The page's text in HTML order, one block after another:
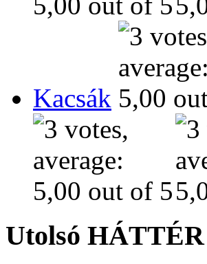
Kacsák
Utolsó HÁTTÉR